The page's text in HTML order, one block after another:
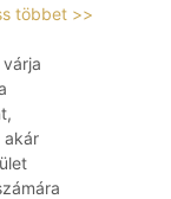
többet >>
akár